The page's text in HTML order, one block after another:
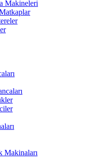
Makineleri
Makinaları